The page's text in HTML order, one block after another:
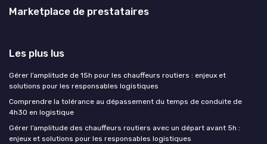
Marketplace de prestataires
Les plus lus
Gérer l’amplitude de 15h pour les chauffeurs routiers : enjeux et
solutions pour les responsables logistiques
Comprendre la tolérance au dépassement du temps de conduite de
4h30 en logistique
Gérer l’amplitude des chauffeurs routiers avec un départ avant 5h :
enjeux et solutions pour les responsables logistiques